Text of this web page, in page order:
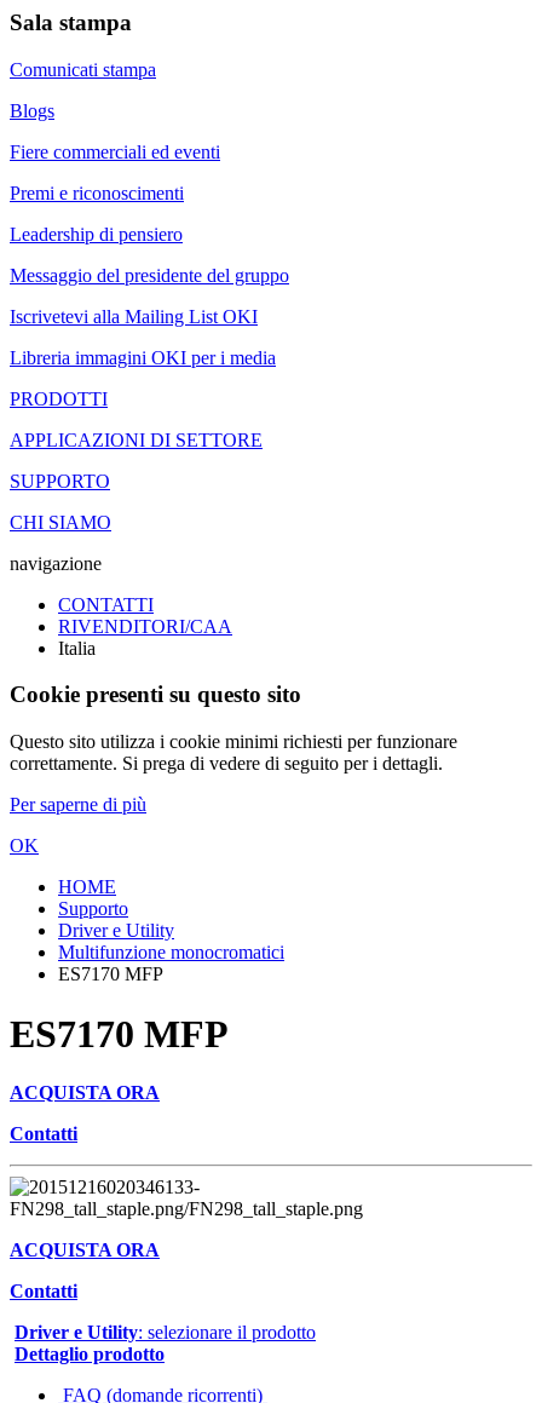
Sala stampa
Comunicati stampa
Blogs
Fiere commerciali ed eventi
Premi e riconoscimenti
Leadership di pensiero
Messaggio del presidente del gruppo
Iscrivetevi alla Mailing List OKI
Libreria immagini OKI per i media
PRODOTTI
APPLICAZIONI DI SETTORE
SUPPORTO
CHI SIAMO
navigazione
CONTATTI
RIVENDITORI/CAA
Italia
Cookie presenti su questo sito
Questo sito utilizza i cookie minimi richiesti per funzionare
correttamente. Si prega di vedere di seguito per i dettagli.
Per saperne di più
OK
HOME
Supporto
Driver e Utility
Multifunzione monocromatici
ES7170 MFP
ES7170 MFP
ACQUISTA ORA
Contatti
ACQUISTA ORA
Contatti
Driver e Utility: selezionare il prodotto
Dettaglio prodotto
FAQ (domande ricorrenti)